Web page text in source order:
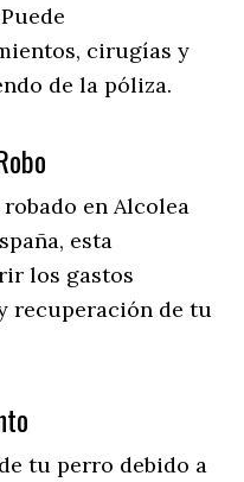
cirugías y
de la póliza.
en Alcolea
esta
los gastos
recuperación de tu
tu perro debido a